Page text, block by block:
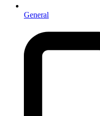
General